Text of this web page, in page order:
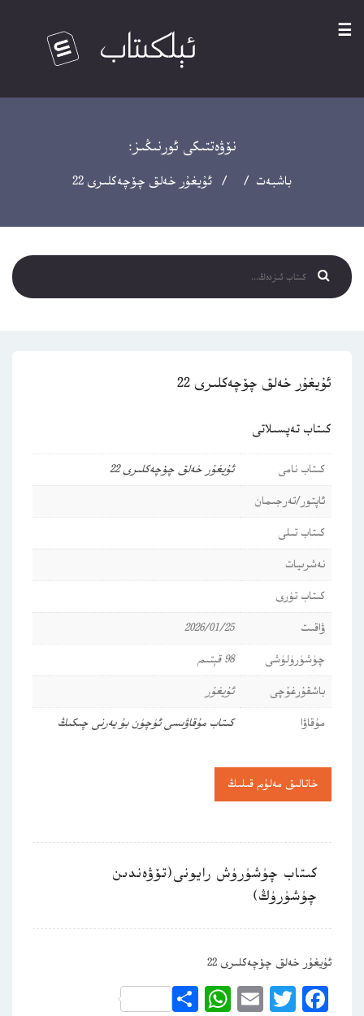
☰
نۆۋەتتىكى ئورنىڭىز:
باشبەت / / ئۇيغۇر خەلق چۆچەكلىرى 22
ئۇيغۇر خەلق چۆچەكلىرى 22
كىتاب تەپسىلاتى
كىتاب نامى
ئۇيغۇر خەلق چۆچەكلىرى 22
ئاپتور/تەرجىمان
كىتاب تىلى
نەشرىيات
كىتاب تۈرى
ۋاقىت
2026/01/25
چۈشۈرۈلۈشى
98 قېتىم
باشقۇرغۇچى
ئۇيغۇر
مۇقاۋا
كىتاب مۇقاۋىسى ئۈچۈن بۇ يەرنى چىكىڭ
خاتالىق مەلۇم قىلىڭ
كىتاب چۈشۈرۈش رايونى(تۆۋەندىن
چۈشۈرۈڭ)
ئۇيغۇر خەلق چۆچەكلىرى 22
Facebook
Twitter
Email
WhatsApp
Share